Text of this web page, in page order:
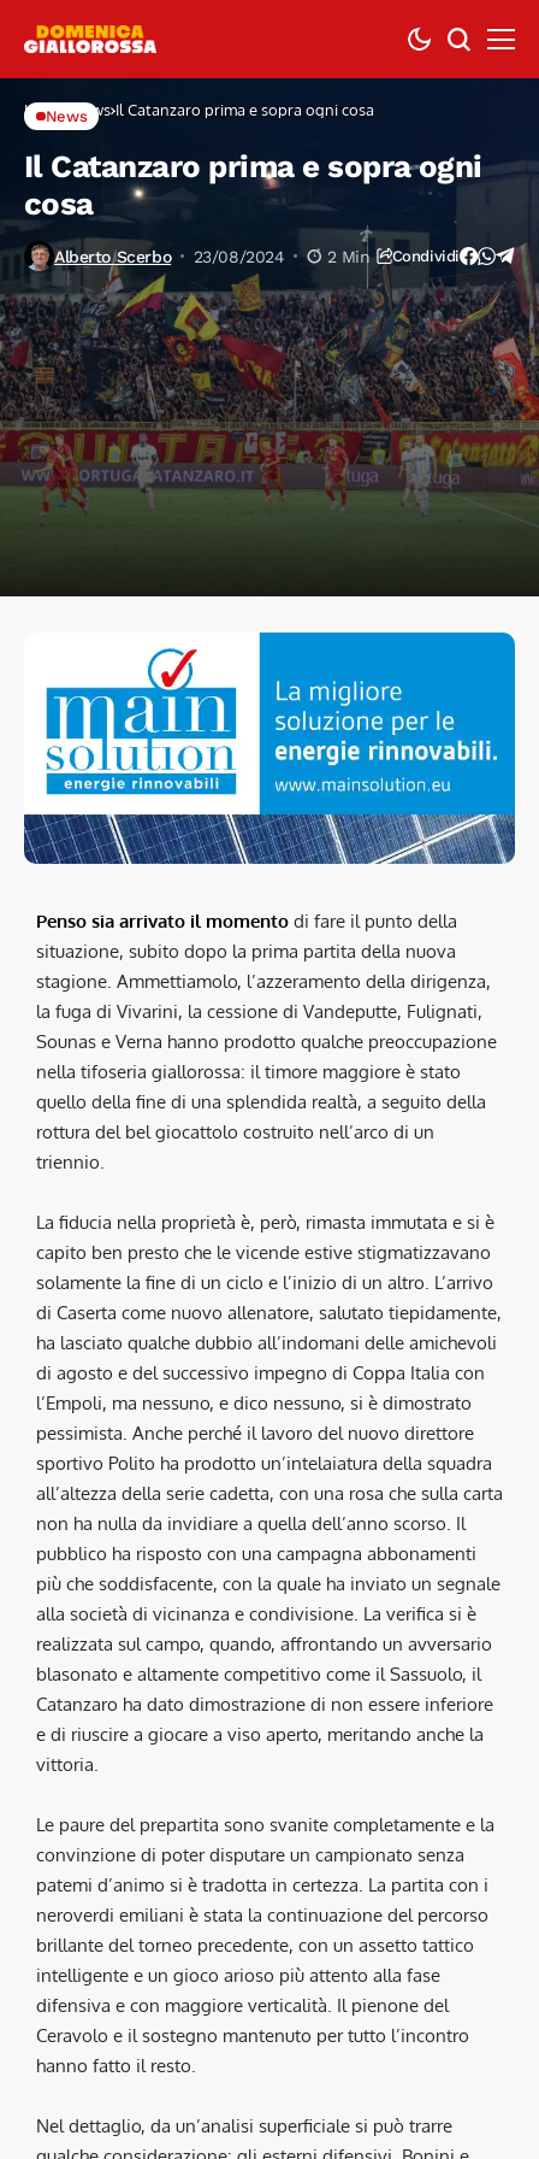
Home News Il Catanzaro prima e sopra ogni cosa
News
Il Catanzaro prima e sopra ogni
cosa
Alberto Scerbo 23/08/2024 2 Min Condividi
Penso sia arrivato il momento di fare il punto della
situazione, subito dopo la prima partita della nuova
stagione. Ammettiamolo, l’azzeramento della dirigenza,
la fuga di Vivarini, la cessione di Vandeputte, Fulignati,
Sounas e Verna hanno prodotto qualche preoccupazione
nella tifoseria giallorossa: il timore maggiore è stato
quello della fine di una splendida realtà, a seguito della
rottura del bel giocattolo costruito nell’arco di un
triennio.
La fiducia nella proprietà è, però, rimasta immutata e si è
capito ben presto che le vicende estive stigmatizzavano
solamente la fine di un ciclo e l’inizio di un altro. L’arrivo
di Caserta come nuovo allenatore, salutato tiepidamente,
ha lasciato qualche dubbio all’indomani delle amichevoli
di agosto e del successivo impegno di Coppa Italia con
l’Empoli, ma nessuno, e dico nessuno, si è dimostrato
pessimista. Anche perché il lavoro del nuovo direttore
sportivo Polito ha prodotto un’intelaiatura della squadra
all’altezza della serie cadetta, con una rosa che sulla carta
non ha nulla da invidiare a quella dell’anno scorso. Il
pubblico ha risposto con una campagna abbonamenti
più che soddisfacente, con la quale ha inviato un segnale
alla società di vicinanza e condivisione. La verifica si è
realizzata sul campo, quando, affrontando un avversario
blasonato e altamente competitivo come il Sassuolo, il
Catanzaro ha dato dimostrazione di non essere inferiore
e di riuscire a giocare a viso aperto, meritando anche la
vittoria.
Le paure del prepartita sono svanite completamente e la
convinzione di poter disputare un campionato senza
patemi d’animo si è tradotta in certezza. La partita con i
neroverdi emiliani è stata la continuazione del percorso
brillante del torneo precedente, con un assetto tattico
intelligente e un gioco arioso più attento alla fase
difensiva e con maggiore verticalità. Il pienone del
Ceravolo e il sostegno mantenuto per tutto l’incontro
hanno fatto il resto.
Nel dettaglio, da un’analisi superficiale si può trarre